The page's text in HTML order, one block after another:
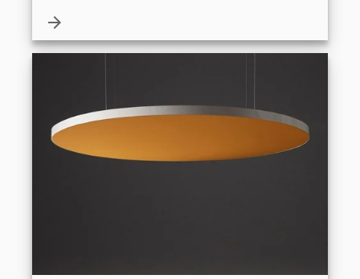
arrow_forward